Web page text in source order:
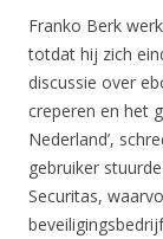
Franko Berk
totdat hij zich
discussie over
creperen en het
Nederland’,
gebruiker
Securitas,